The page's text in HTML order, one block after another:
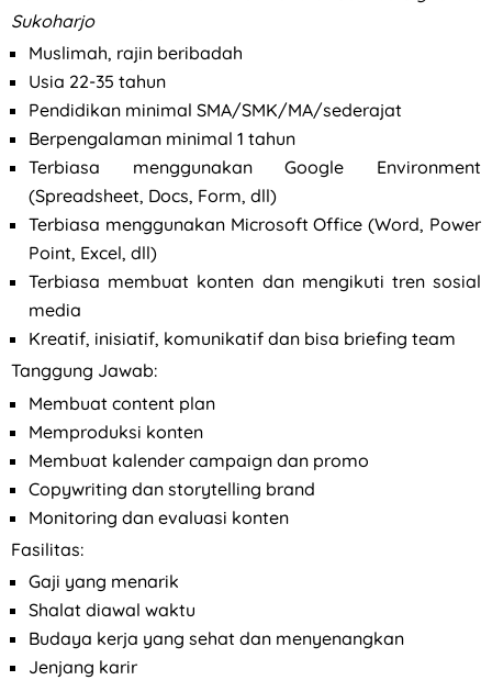
Sukoharjo
Muslimah, rajin beribadah
Usia 22-35 tahun
Pendidikan minimal SMA/SMK/MA/sederajat
Berpengalaman minimal 1 tahun
Terbiasa menggunakan Google Environment
(Spreadsheet, Docs, Form, dll)
Terbiasa menggunakan Microsoft Office (Word, Power
Point, Excel, dll)
Terbiasa membuat konten dan mengikuti tren sosial
media
Kreatif, inisiatif, komunikatif dan bisa briefing team
Tanggung Jawab:
Membuat content plan
Memproduksi konten
Membuat kalender campaign dan promo
Copywriting dan storytelling brand
Monitoring dan evaluasi konten
Fasilitas:
Gaji yang menarik
Shalat diawal waktu
Budaya kerja yang sehat dan menyenangkan
Jenjang karir